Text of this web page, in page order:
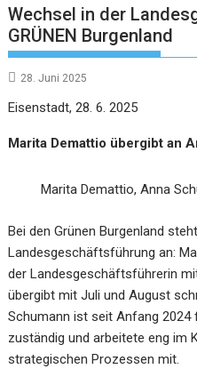
Wechsel in der
GRÜNEN Burgenland
28. Juni 2025
Eisenstadt, 28. 6. 2025
Marita Demattio übergibt an
Marita Demattio, Anna
Bei den Grünen Burgenland
Landesgeschäftsführung an:
der Landesgeschäftsführerin
übergibt mit Juli und August
Schumann ist seit Anfang
zuständig und arbeitete eng im
strategischen Prozessen mit.